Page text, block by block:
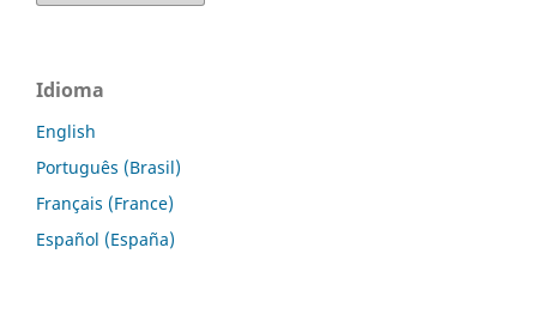
Idioma
English
Português (Brasil)
Français (France)
Español (España)